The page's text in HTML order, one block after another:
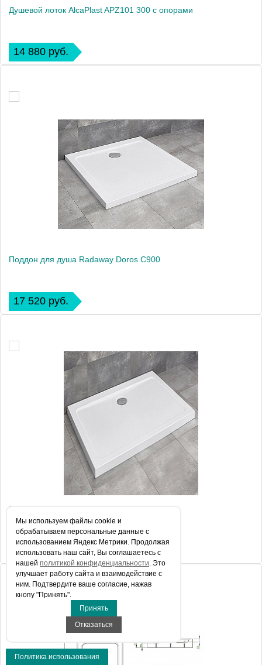
Душевой лоток AlcaPlast APZ101 300 с опорами
14 880 руб.
Поддон для душа Radaway Doros C900
17 520 руб.
Поддон для душа Radaway Doros D90x100
19 384 руб.
Политика использования
Мы используем файлы сookie и
обрабатываем персональные данные с
использованием Яндекс Метрики. Продолжая
использовать наш сайт, Вы соглашаетесь с
нашей политикой конфиденциальности. Это
улучшает работу сайта и взаимодействие с
ним. Подтвердите ваше согласие, нажав
кнопу "Принять".
Принять
Отказаться